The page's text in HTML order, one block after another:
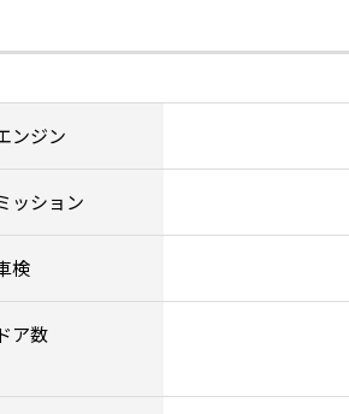
ンジン
ッション
検
ドア数